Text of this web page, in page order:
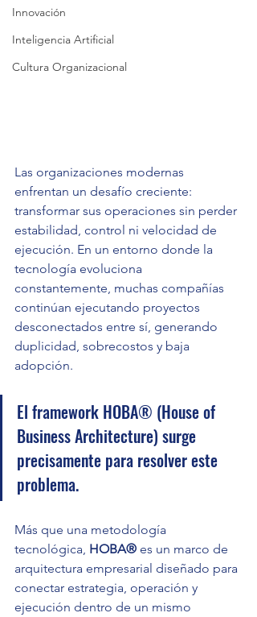
Innovación
Inteligencia Artificial
Cultura Organizacional
Las organizaciones modernas
enfrentan un desafío creciente:
transformar sus operaciones sin perder
estabilidad, control ni velocidad de
ejecución. En un entorno donde la
tecnología evoluciona
constantemente, muchas compañías
continúan ejecutando proyectos
desconectados entre sí, generando
duplicidad, sobrecostos y baja
adopción.
El framework HOBA® (House of
Business Architecture) surge
precisamente para resolver este
problema.
Más que una metodología
tecnológica, HOBA® es un marco de
arquitectura empresarial diseñado para
conectar estrategia, operación y
ejecución dentro de un mismo